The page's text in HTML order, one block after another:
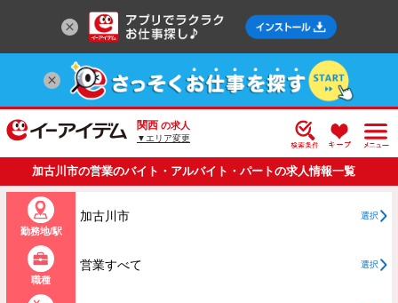
関西 の求人
▼エリア変更
加古川市の営業のバイト・アルバイト・パートの求人情報一覧
勤務地/駅
加古川市 選択
職種
営業すべて 選択